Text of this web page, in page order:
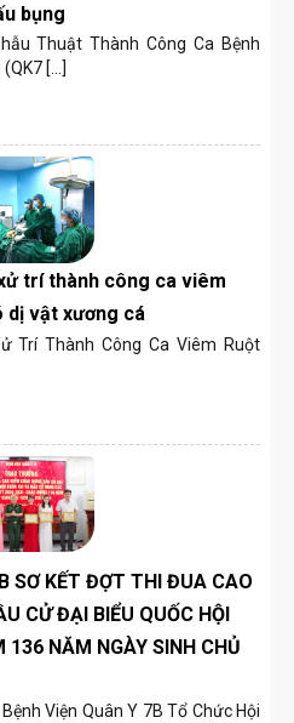
bụng
Thuật Thành Công Ca Bệnh
[...]
trí thành công ca viêm
dị vật xương cá
Trí Thành Công Ca Viêm Ruột
SƠ KẾT ĐỢT THI ĐUA CAO
CỬ ĐẠI BIỂU QUỐC HỘI
136 NĂM NGÀY SINH CHỦ
Viện Quân Y 7B Tổ Chức Hội